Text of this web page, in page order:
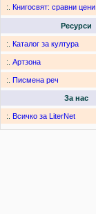
:. Книгосвят: сравни цени
Ресурси
:. Каталог за култура
:. Артзона
:. Писмена реч
За нас
:. Всичко за LiterNet